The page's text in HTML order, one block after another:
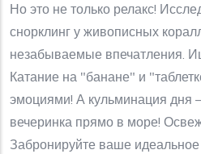
Но это не только релакс!
снорклинг у живописных
незабываемые впечатления.
Катание на "банане" и
эмоциями! А кульминация дня
вечеринка прямо в море!
Забронируйте ваше